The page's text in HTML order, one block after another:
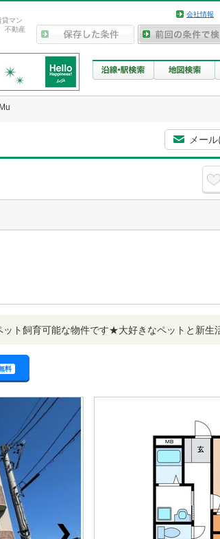
貸マン
不動産
会社情報
メー
ト飼育可能な物件です★大好きなペットと新生
料